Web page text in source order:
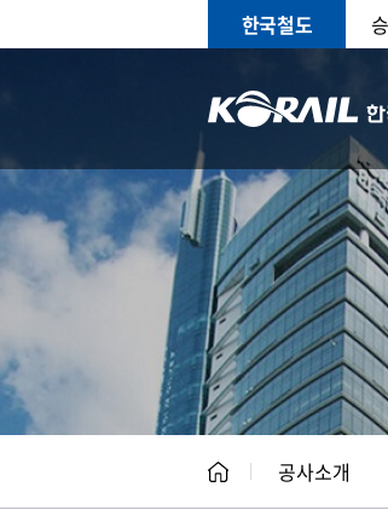
한국철도
CEO
공사소개